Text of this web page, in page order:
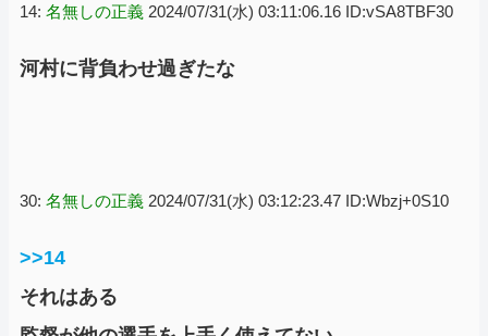
14: 名無しの正義 2024/07/31(水) 03:11:06.16 ID:vSA8TBF30
河村に背負わせ過ぎたな
30: 名無しの正義 2024/07/31(水) 03:12:23.47 ID:Wbzj+0S10
>>14
それはある